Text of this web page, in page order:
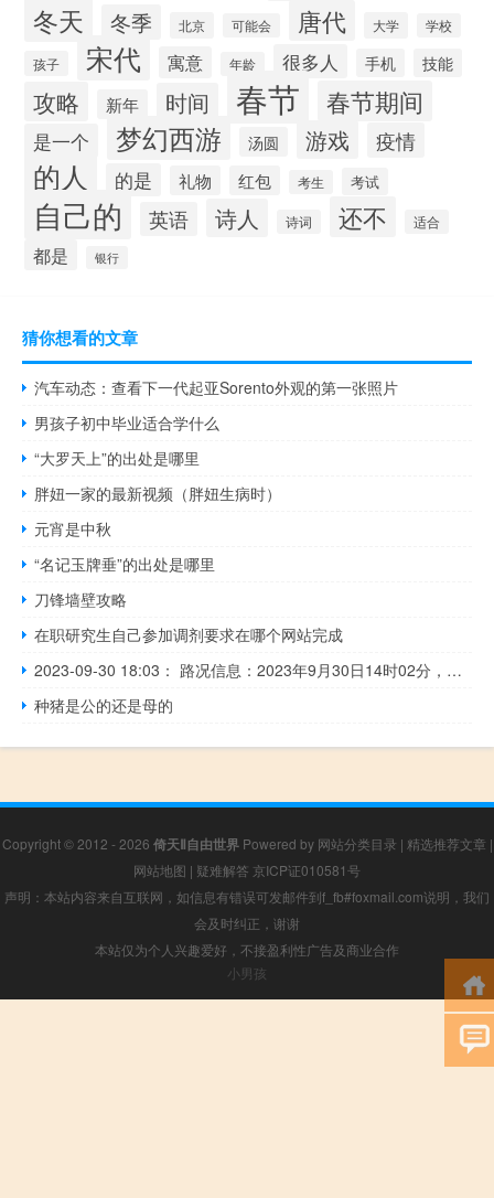
冬天 冬季 北京 可能会 唐代 大学 学校
孩子 宋代 寓意 年龄 很多人 手机 技能
攻略 新年 时间 春节 春节期间
是一个 梦幻西游 汤圆 游戏 疫情
的人 的是 礼物 红包 考生 考试
自己的 英语 诗人 诗词 还不 适合
都是 银行
猜你想看的文章
汽车动态：查看下一代起亚Sorento外观的第一张照片
男孩子初中毕业适合学什么
“大罗天上”的出处是哪里
胖妞一家的最新视频（胖妞生病时）
元宵是中秋
“名记玉牌垂”的出处是哪里
刀锋墙壁攻略
在职研究生自己参加调剂要求在哪个网站完成
2023-09-30 18:03： 路况信息：2023年9月30日14时02分，长张高速长益段益阳收费站附近以东K60至K64处东往西因车流量大造成交通通行缓慢，至18时02分已恢复正常通行。 ​​​
种猪是公的还是母的
Copyright © 2012 - 2026 倚天Ⅱ自由世界Powered by 网站分类目录 | 精选推荐文章 |
网站地图 | 疑难解答 京ICP证010581号
声明：本站内容来自互联网，如信息有错误可发邮件到f_fb#foxmail.com说明，我们
会及时纠正，谢谢
本站仅为个人兴趣爱好，不接盈利性广告及商业合作
小男孩